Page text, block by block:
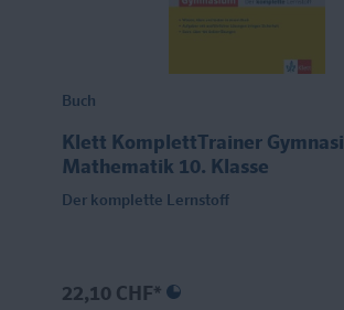
Buch
Klett KomplettTrainer
Mathematik 10. Klasse
Der komplette Lernstoff
22,10 CHF*